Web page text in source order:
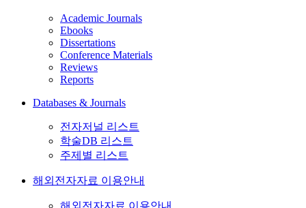
Academic Journals
Ebooks
Dissertations
Conference Materials
Reviews
Reports
Databases & Journals
전자저널 리스트
학술DB 리스트
주제별 리스트
해외전자자료 이용안내
해외전자자료 이용안내